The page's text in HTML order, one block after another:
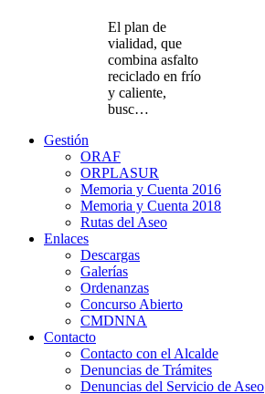
El plan de
vialidad, que
combina asfalto
reciclado en frío
y caliente,
busc…
Gestión
ORAF
ORPLASUR
Memoria y Cuenta 2016
Memoria y Cuenta 2018
Rutas del Aseo
Enlaces
Descargas
Galerías
Ordenanzas
Concurso Abierto
CMDNNA
Contacto
Contacto con el Alcalde
Denuncias de Trámites
Denuncias del Servicio de Aseo